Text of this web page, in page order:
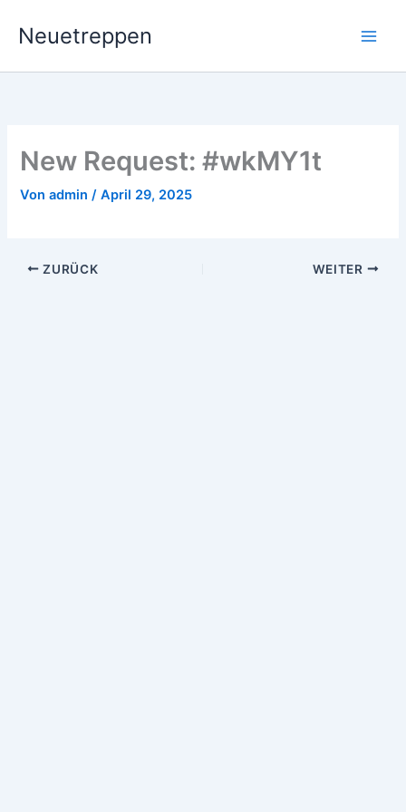
InhaltNeuetreppen
New Request: #wkMY1t
Vonadmin/April 29, 2025
ZURÜCK WEITER